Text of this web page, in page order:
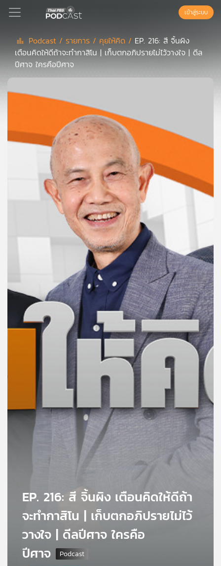
Podcast
เพล
แนะนำ
บทความ
เรา
แผนที่
เข้าสู่ระบบ
Podcast / รายการ / คุยให้คิด / EP. 216: สี จิ้นผิง
เตือนคิดให้ดีถ้าจะทำกาสิโน | เก็บตกอภิปรายไม่ไว้วางใจ | ดีล
ปีศาจ ใครคือปีศาจ
EP. 216: สี จิ้นผิง เตือนคิดให้ดีถ้า
จะทำกาสิโน | เก็บตกอภิปรายไม่ไว้
วางใจ | ดีลปีศาจ ใครคือ
ปีศาจ